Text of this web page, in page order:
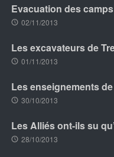
Evacuation des
02/11/2013
Les excavateurs de
01/11/2013
Les enseignements
30/10/2013
Les Alliés ont-ils su
28/10/2013